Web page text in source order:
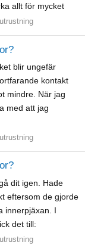
allt för mycket
blir ungefär
kontakt
mindre. När jag
med att jag
dit igen. Hade
eftersom de gjorde
innerpjäxan. I
det till: